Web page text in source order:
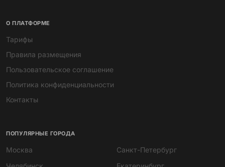
О ПЛАТФОРМЕ
Тарифы
Правила размещения
Пользовательское соглашение
Политика конфиденциальности
Контакты
ПОПУЛЯРНЫЕ ГОРОДА
Москва
Санкт-Петербург